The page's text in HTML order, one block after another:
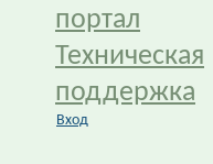
портал
Техническая
поддержка
Вход